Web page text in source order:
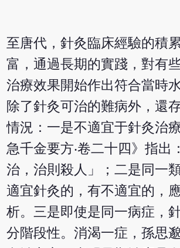
至唐代，針灸臨床經驗的積
富，通過長期的實踐，對有
治療效果開始作出符合當時
除了針灸可治的難病外，還
情況：一是不適宜于針灸治
急千金要方‧卷二十四》指出
治，治則殺人」；二是同一
適宜針灸的，有不適宜的，
析。三是即使是同一病症，
分階段性。消渴一症，孫思